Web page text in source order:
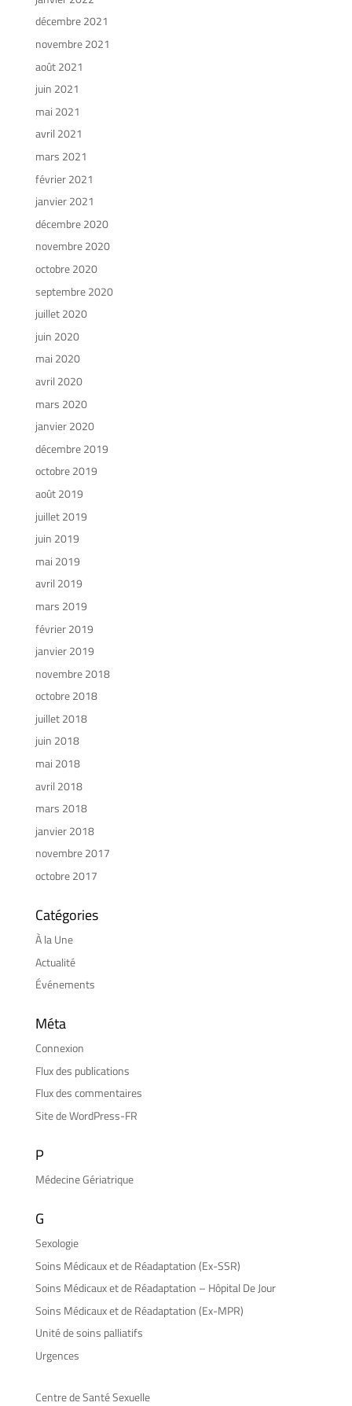
décembre 2021
novembre 2021
août 2021
juin 2021
mai 2021
avril 2021
mars 2021
février 2021
janvier 2021
décembre 2020
novembre 2020
octobre 2020
septembre 2020
juillet 2020
juin 2020
mai 2020
avril 2020
mars 2020
janvier 2020
décembre 2019
octobre 2019
août 2019
juillet 2019
juin 2019
mai 2019
avril 2019
mars 2019
février 2019
janvier 2019
novembre 2018
octobre 2018
juillet 2018
juin 2018
mai 2018
avril 2018
mars 2018
janvier 2018
novembre 2017
octobre 2017
Catégories
À la Une
Actualité
Événements
Méta
Connexion
Flux des publications
Flux des commentaires
Site de WordPress-FR
P
Médecine Gériatrique
G
Sexologie
Soins Médicaux et de Réadaptation (Ex-SSR)
Soins Médicaux et de Réadaptation – Hôpital De Jour
Soins Médicaux et de Réadaptation (Ex-MPR)
Unité de soins palliatifs
Urgences
Centre de Santé Sexuelle